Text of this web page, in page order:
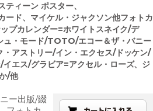
ィーン ポスター、
ード、マイケル・ジャクソン他フォトカ
プカレンダー=ホワイトスネイク/デ
ュ・モード/TOTO/エコー＆ザ・バニー
アストリー/イン・エクセス/ドッケン/
エス/グラビア=アクセル・ローズ、ジ
/他
ー出版/綴